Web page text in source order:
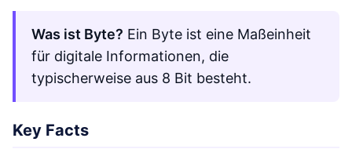
Was ist Byte? Ein Byte ist eine Maßeinheit
für digitale Informationen, die
typischerweise aus 8 Bit besteht.
Key Facts